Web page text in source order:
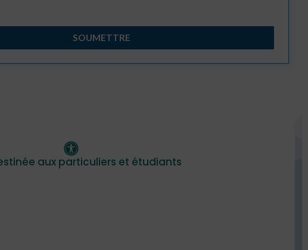
SOUMETTRE
aux particuliers et étudiants